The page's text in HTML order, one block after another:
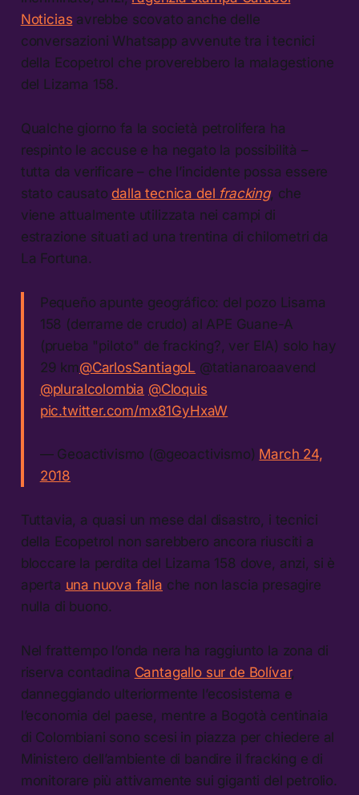
Noticias avrebbe scovato anche delle
conversazioni Whatsapp avvenute tra i tecnici
della Ecopetrol che proverebbero la malagestione
del Lizama 158.
Qualche giorno fa la società petrolifera ha
respinto le accuse e ha negato la possibilità –
tutta da verificare – che l’incidente possa essere
stato causato dalla tecnica del fracking, che
viene attualmente utilizzata nei campi di
estrazione situati ad una trentina di chilometri da
La Fortuna.
Pequeño apunte geográfico: del pozo Lisama
158 (derrame de crudo) al APE Guane-A
(prueba "piloto" de fracking?, ver EIA) solo hay
29 km@CarlosSantiagoL @tatianaroaavend
@pluralcolombia @Cloquis
pic.twitter.com/mx81GyHxaW
— Geoactivismo (@geoactivismo) March 24,
2018
Tuttavia, a quasi un mese dal disastro, i tecnici
della Ecopetrol non sarebbero ancora riusciti a
bloccare la perdita del Lizama 158 dove, anzi, si è
aperta una nuova falla che non lascia presagire
nulla di buono.
Nel frattempo l’onda nera ha raggiunto la zona di
riserva contadina Cantagallo sur de Bolívar,
danneggiando ulteriormente l’ecosistema e
l’economia del paese, mentre a Bogotà centinaia
di Colombiani sono scesi in piazza per chiedere al
Ministero dell’ambiente di bandire il fracking e di
monitorare più attivamente sui giganti del petrolio.